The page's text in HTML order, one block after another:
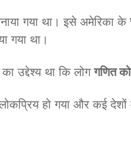
गया था। इसे अमेरिका के
गया था।
उद्देश्य था कि लोगगणित
हो गया और कई